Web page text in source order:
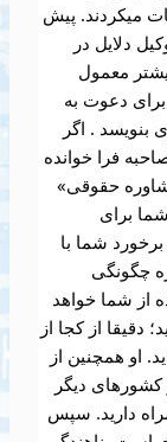
میکردند. پیش
دلایل در
معمول
دعوت به
بنویسد . اگر
فرا خوانده
حقوقی»
برای
شما با
چگونگی
از شما خواهد
دقیقا از کجا از
او همچنین از
دیگر
دارید. سپس